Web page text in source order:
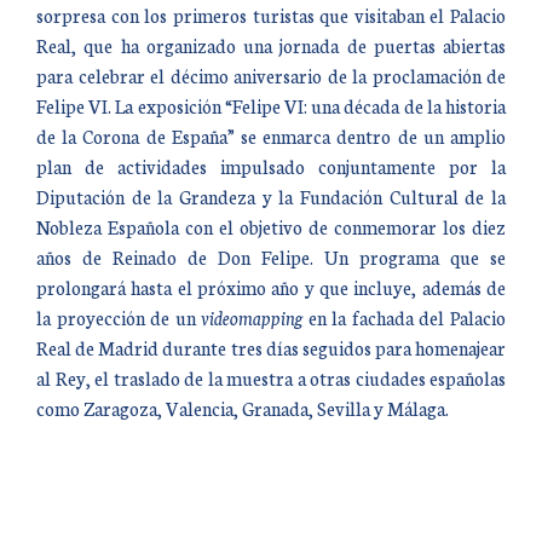
sorpresa con los primeros turistas que visitaban el Palacio
Real, que ha organizado una jornada de puertas abiertas
para celebrar el décimo aniversario de la proclamación de
Felipe VI. La exposición “Felipe VI: una década de la historia
de la Corona de España” se enmarca dentro de un amplio
plan de actividades impulsado conjuntamente por la
Diputación de la Grandeza y la Fundación Cultural de la
Nobleza Española con el objetivo de conmemorar los diez
años de Reinado de Don Felipe. Un programa que se
prolongará hasta el próximo año y que incluye, además de
la proyección de unvideomappingen la fachada del Palacio
Real de Madrid durante tres días seguidos para homenajear
al Rey, el traslado de la muestra a otras ciudades españolas
como Zaragoza, Valencia, Granada, Sevilla y Málaga.